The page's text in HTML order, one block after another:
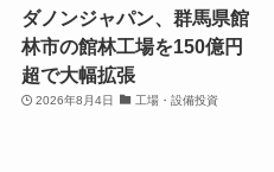
ダノンジャパン、群馬県館
林市の館林工場を150億円
超で大幅拡張
2026年8月4日 工場・設備投資